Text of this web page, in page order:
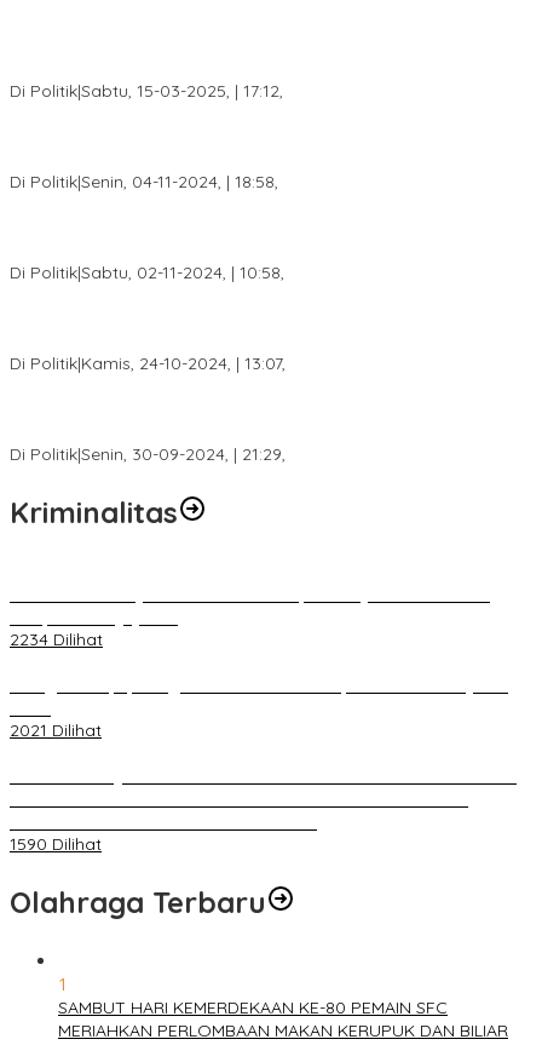
Di Politik|Sabtu, 15-03-2025, | 17:12,
Di Politik|Senin, 04-11-2024, | 18:58,
Di Politik|Sabtu, 02-11-2024, | 10:58,
Di Politik|Kamis, 24-10-2024, | 13:07,
Di Politik|Senin, 30-09-2024, | 21:29,
Kriminalitas
2234 Dilihat
2021 Dilihat
1590 Dilihat
Olahraga Terbaru
1
SAMBUT HARI KEMERDEKAAN KE-80 PEMAIN SFC
MERIAHKAN PERLOMBAAN MAKAN KERUPUK DAN BILIAR